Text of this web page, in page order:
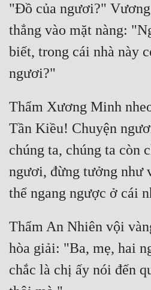
"Đồ của ngươi?"
thẳng vào mặt nàng:
biết, trong cái nhà này
Thẩm Xương Minh
Tần Kiều! Chuyện
chúng ta, chúng ta còn
ngươi, đừng tưởng như
Thẩm An Nhiên vội
hòa giải: "Ba, mẹ, hai
chắc là chị ấy nói đến